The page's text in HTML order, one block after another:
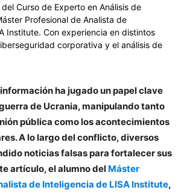
Curso de Experto en Análisis de
Profesional de Analista de
Institute. Con experiencia en distintos
corporativa y el análisis de
ha jugado un papel clave
de Ucrania, manipulando tanto
pública como los acontecimientos
A lo largo del conflicto, diversos
noticias falsas para fortalecer sus
artículo, el alumno del Máster
de Inteligencia de LISA Institute,